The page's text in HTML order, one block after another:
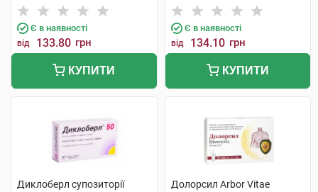
Є в наявності
від 133.80 грн
КУПИТИ
Є в наявності
від 134.10 грн
КУПИТИ
Диклоберл супозиторії
Долорсил Arbor Vitae